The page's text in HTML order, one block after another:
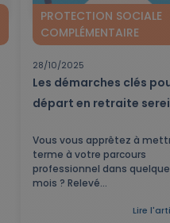
PROTECTION SOCIALE
COMPLÉMENTAIRE
28/10/2025
Les démarches clés
départ en retraite
Vous vous apprêtez à
terme à votre parcours
professionnel dans
mois ? Relevé...
Lire